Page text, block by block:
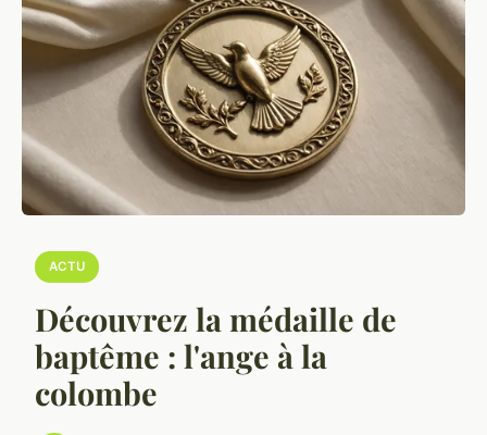
ACTU
Découvrez la médaille de
baptême : l'ange à la
colombe